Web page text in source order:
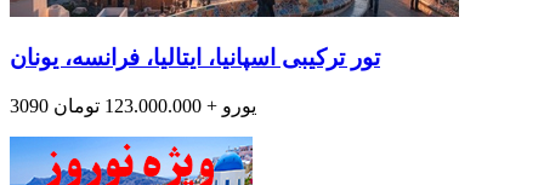
تور ترکیبی اسپانیا، ایتالیا، فرانسه، یونان
3090 یورو + 123.000.000 تومان